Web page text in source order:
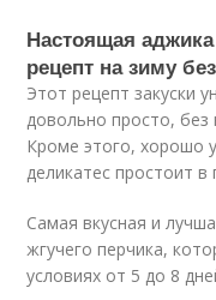
Настоящая
рецепт на зиму
Этот рецепт закуски
довольно просто, без
Кроме этого, хорошо
деликатес простоит
Самая вкусная и
жгучего перчика,
условиях от 5 до 8